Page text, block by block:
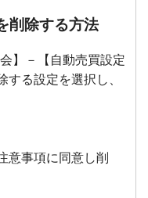
削除する方法
】－【自動売買設定
する設定を選択し、
意事項に同意し削